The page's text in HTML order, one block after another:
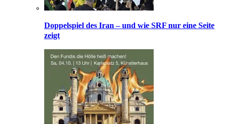
Doppelspiel des Iran – und wie SRF nur eine Seite
zeigt